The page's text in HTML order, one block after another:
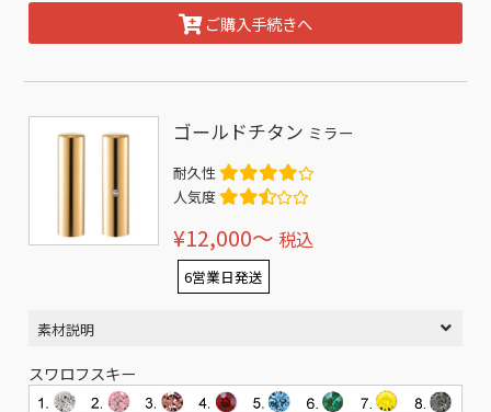
ご購入手続きへ
ゴールドチタン ミラー
耐久性
人気度
¥12,000〜 税込
6営業日発送
素材説明
スワロフスキー